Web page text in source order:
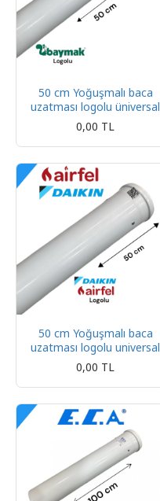
50 cm Yoğuşmalı baca
uzatması logolu üniversal
0,00 TL
50 cm Yoğuşmalı baca
uzatması logolu universal
0,00 TL